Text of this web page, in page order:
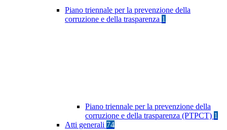
Piano triennale per la prevenzione della
corruzione e della trasparenza 1
Piano triennale per la prevenzione della
corruzione e della trasparenza (PTPCT) 1
Atti generali 74